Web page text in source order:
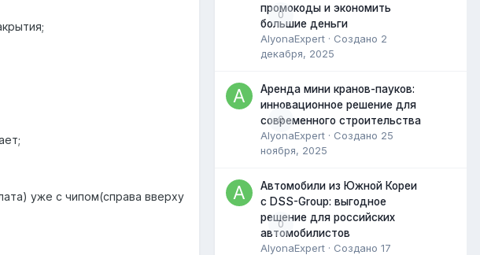
уже с чипом(справа вверху
0
промокоды и экономить
большие деньги
AlyonaExpert · Создано 2
декабря, 2025
0
Аренда мини кранов-пауков:
инновационное решение для
современного строительства
AlyonaExpert · Создано 25
ноября, 2025
0
Автомобили из Южной Кореи
с DSS-Group: выгодное
решение для российских
автомобилистов
AlyonaExpert · Создано 17